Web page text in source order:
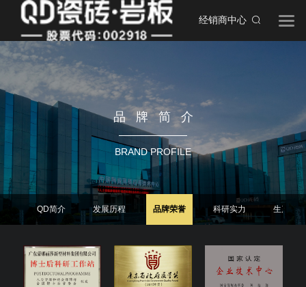
经销商中心
品牌简介
BRAND PROFILE
QD简介 发展历程 品牌荣誉 科研实力 生产实力